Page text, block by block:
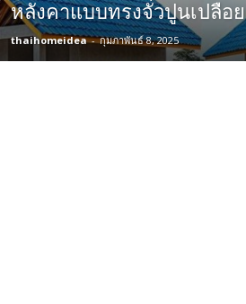
หลังคาแบบทรงจั่วปูนเปลือย
thaihomeidea - กุมภาพันธ์ 8, 2025